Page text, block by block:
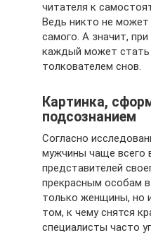
читателя к
Ведь никто не может
самого. А значит,
каждый может стать
толкователем снов.
Картинка,
подсознанием
Согласно
мужчины чаще всего
представителей
прекрасным особам
только женщины, но
том, к чему снятся
специалисты часто